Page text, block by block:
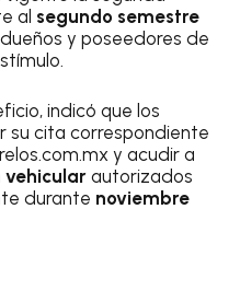
al segundo semestre
y poseedores de
indicó que los
su cita correspondiente
y acudir a
vehicular autorizados
durante noviembre